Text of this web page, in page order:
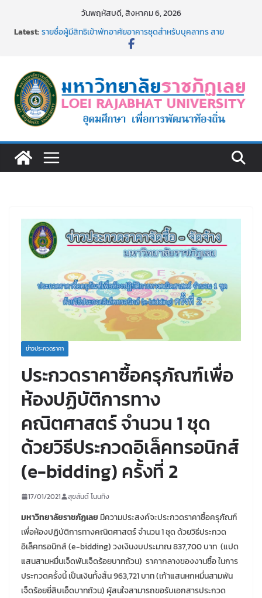
วันพฤหัสบดี, สิงหาคม 6, 2026
Latest:รายชื่อผู้มีสิทธิเข้าพักอาศัยอาคารชุดสำหรับบุคลากร สาย
สนับสนุน สังกัดมหาวิทยาลัยราชภัฏเลย ครั้งที่ 2/2569
๑,๙๗๒ ชุด โดยวิธีเฉพาะเจาะจง
ม.ราชภัฏเลย จัดกิจกรรมจิตอาสาบำเพ็ญสาธารณประโยชน์ และ
บำเพ็ญสาธารณกุศล 69
รายชื่อผู้ผ่านการสอบแข่งขันเพื่อเป็นลูกจ้างชั่วคราว (รายวัน)
สังกัดมหาวิทยาลัยราชภัฏเลย ด้วยเงินนอกงบประมาณ ประเภท
ข่าวประกวดราคา
ประกวดราคาซื้อครุภัณฑ์เพื่อ
ห้องปฏิบัติการทาง
คณิตศาสตร์ จำนวน 1 ชุด
ด้วยวิธีประกวดอิเล็คทรอนิกส์
(e-bidding) ครั้งที่ 2
17/01/2021 สุขสันต์ โนนทิง
มหาวิทยาลัยราชภัฏเลยมีความประสงค์จะประกวดราคาซื้อครุภัณฑ์
เพื่อห้องปฏิบัติการทางคณิตศาสตร์ จำนวน 1 ชุด ด้วยวิธีประกวด
อิเล็คทรอนิกส์ (e-bidding) วงเงินงบประมาณ 837,700 บาท (แปด
แสนสามหมื่นเจ็ดพันเจ็ดร้อยบาทถ้วน) ราคากลางของงานซื้อ ในการ
ประกวดครั้งนี้ เป็นเงินทั้งสิ้น 963,721 บาท (เก้าแสนหกหมื่นสามพัน
เจ็ดร้อยยี่สิบเอ็ดบาทถ้วน) ผู้สนใจสามารถขอรับเอกสารประกวด